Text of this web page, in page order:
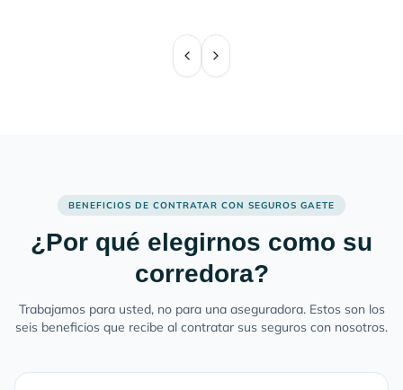
BENEFICIOS DE CONTRATAR CON SEGUROS GAETE
¿Por qué elegirnos como su
corredora?
Trabajamos para usted, no para una aseguradora. Estos son los
seis beneficios que recibe al contratar sus seguros con nosotros.